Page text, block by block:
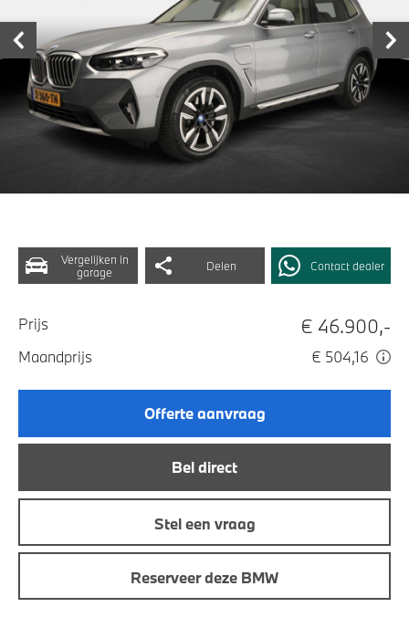
Vergelijken in
garage
Delen Contact dealer
Prijs € 46.900,-
Maandprijs € 504,16
Offerte aanvraag
Bel direct
Stel een vraag
Reserveer deze BMW